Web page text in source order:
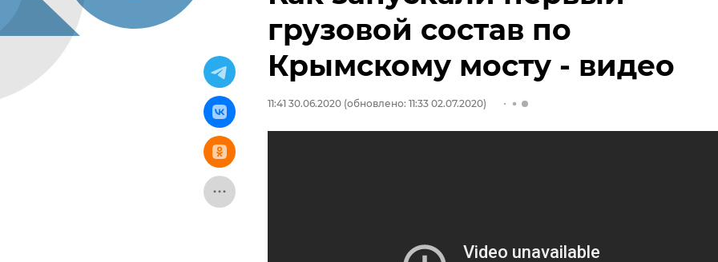
грузовой состав по
Крымскому мосту - видео
11:41 30.06.2020 (обновлено: 11:33 02.07.2020)